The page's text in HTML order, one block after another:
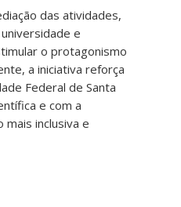
das atividades,
e
o protagonismo
a iniciativa reforça
Federal de Santa
e com a
mais inclusiva e